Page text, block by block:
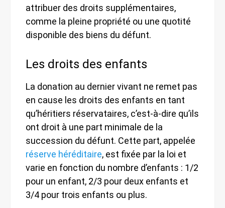
attribuer des droits supplémentaires,
comme la pleine propriété ou une quotité
disponible des biens du défunt.
Les droits des enfants
La donation au dernier vivant ne remet pas
en cause les droits des enfants en tant
qu’héritiers réservataires, c’est-à-dire qu’ils
ont droit à une part minimale de la
succession du défunt. Cette part, appelée
réserve héréditaire, est fixée par la loi et
varie en fonction du nombre d’enfants : 1/2
pour un enfant, 2/3 pour deux enfants et
3/4 pour trois enfants ou plus.